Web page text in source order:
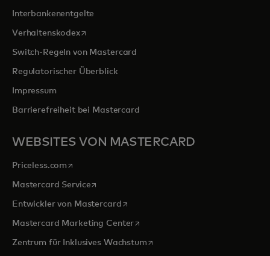
Interbankenentgelte
Verhaltenskodexwird in einer neuen Registerkarte geöffnet
Switch-Regeln von Mastercard
Regulatorischer Überblick
Impressum
Barrierefreiheit bei Mastercard
WEBSITES VON MASTERCARD
Priceless.com wird in einer neuen Registerkarte geöffnet
Mastercard Servicewird in einer neuen Registerkarte geöffnet
Entwickler von Mastercardwird in einer neuen Registerkarte
Mastercard Marketing Centerwird in einer neuen
Zentrum für Inklusives Wachstumwird in einer neuen